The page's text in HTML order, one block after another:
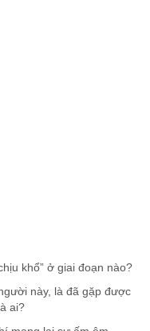
khổ” ở giai đoạn nào?
này, là đã gặp được
ai?